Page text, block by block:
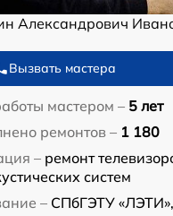
Александрович
Вызвать мастера
мастером – 5 лет
ремонтов – 1 180
– ремонт
систем
– СПбГЭТУ «ЛЭТИ»,